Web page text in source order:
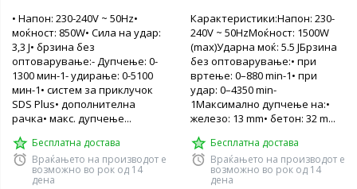
• Напон: 230-240V ~ 50Hz•
моќност: 850W• Сила на удар:
3,3 Ј• брзина без
оптоварување:- Дупчење: 0-
1300 мин-1- удирање: 0-5100
мин-1• систем за приклучок
SDS Plus• дополнителна
рачка• макс. дупчење...
Бесплатна достава
Враќањето на производот е
возможно во рок од 14
дена
Карактеристики:Напон: 230-
240V ~ 50HzМоќност: 1500W
(max)Ударна моќ: 5.5 JБрзина
без оптоварување:• при
вртење: 0–880 min-1• при
удар: 0–4350 min-
1Максимално дупчење на:•
железо: 13 mm• бетон: 32 m...
Бесплатна достава
Враќањето на производот е
возможно во рок од 14
дена